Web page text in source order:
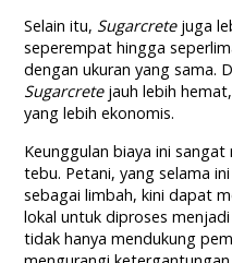
Selain itu, Sugarcretejuga
seperempat hingga
dengan ukuran yang sama.
Sugarcretejauh lebih
yang lebih ekonomis.
Keunggulan biaya ini
tebu. Petani, yang selama
sebagai limbah, kini dapat
lokal untuk diproses menjadi
tidak hanya mendukung